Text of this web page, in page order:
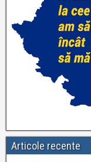
Articole recente